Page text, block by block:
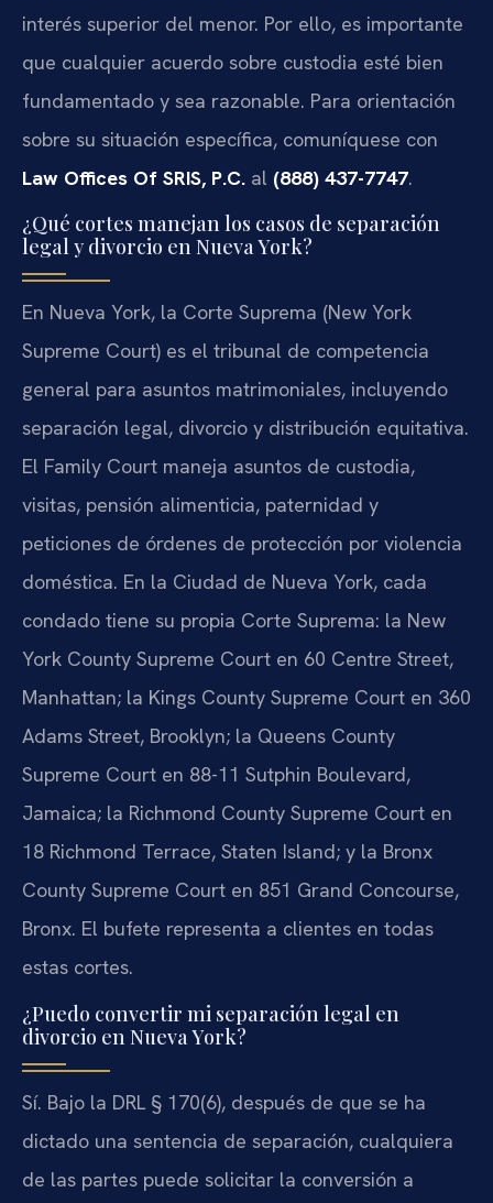
interés superior del menor. Por ello, es importante
que cualquier acuerdo sobre custodia esté bien
fundamentado y sea razonable. Para orientación
sobre su situación específica, comuníquese con
Law Offices Of SRIS, P.C. al (888) 437-7747.
¿Qué cortes manejan los casos de separación
legal y divorcio en Nueva York?
En Nueva York, la Corte Suprema (New York
Supreme Court) es el tribunal de competencia
general para asuntos matrimoniales, incluyendo
separación legal, divorcio y distribución equitativa.
El Family Court maneja asuntos de custodia,
visitas, pensión alimenticia, paternidad y
peticiones de órdenes de protección por violencia
doméstica. En la Ciudad de Nueva York, cada
condado tiene su propia Corte Suprema: la New
York County Supreme Court en 60 Centre Street,
Manhattan; la Kings County Supreme Court en 360
Adams Street, Brooklyn; la Queens County
Supreme Court en 88-11 Sutphin Boulevard,
Jamaica; la Richmond County Supreme Court en
18 Richmond Terrace, Staten Island; y la Bronx
County Supreme Court en 851 Grand Concourse,
Bronx. El bufete representa a clientes en todas
estas cortes.
¿Puedo convertir mi separación legal en
divorcio en Nueva York?
Sí. Bajo la DRL § 170(6), después de que se ha
dictado una sentencia de separación, cualquiera
de las partes puede solicitar la conversión a